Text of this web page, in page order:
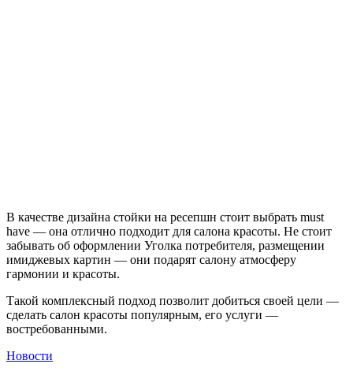
В качестве дизайна стойки на ресепшн стоит выбрать must
have — она отлично подходит для салона красоты. Не стоит
забывать об оформлении Уголка потребителя, размещении
имиджевых картин — они подарят салону атмосферу
гармонии и красоты.
Такой комплексный подход позволит добиться своей цели —
сделать салон красоты популярным, его услуги —
востребованными.
Новости